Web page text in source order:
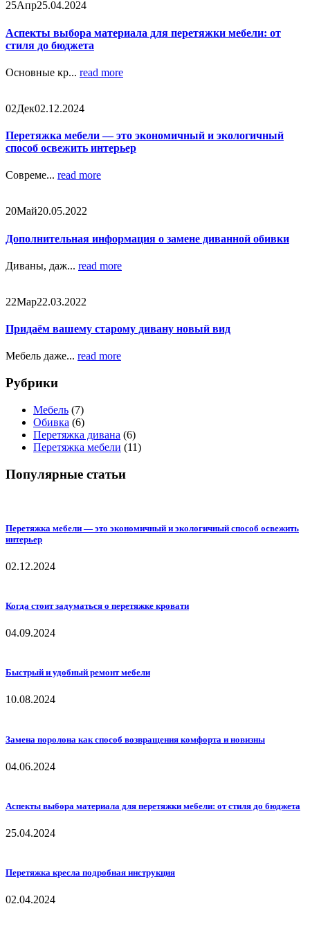
25Апр25.04.2024
Аспекты выбора материала для перетяжки мебели: от
стиля до бюджета
Основные кр... read more
02Дек02.12.2024
Перетяжка мебели — это экономичный и экологичный
способ освежить интерьер
Совреме... read more
20Май20.05.2022
Дополнительная информация о замене диванной обивки
Диваны, даж... read more
22Мар22.03.2022
Придаём вашему старому дивану новый вид
Мебель даже... read more
Рубрики
Мебель (7)
Обивка (6)
Перетяжка дивана (6)
Перетяжка мебели (11)
Популярные статьи
Перетяжка мебели — это экономичный и экологичный способ освежить
интерьер
02.12.2024
Когда стоит задуматься о перетяжке кровати
04.09.2024
Быстрый и удобный ремонт мебели
10.08.2024
Замена поролона как способ возвращения комфорта и новизны
04.06.2024
Аспекты выбора материала для перетяжки мебели: от стиля до бюджета
25.04.2024
Перетяжка кресла подробная инструкция
02.04.2024